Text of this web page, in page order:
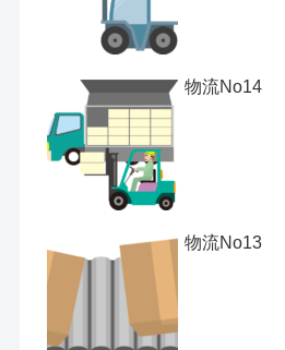
物流No14
物流No13